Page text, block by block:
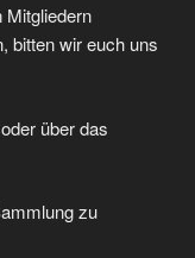
Mitgliedern
bitten wir euch uns
über das
zu